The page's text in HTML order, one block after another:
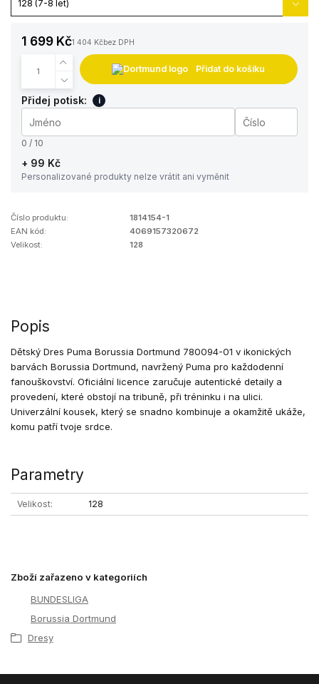
1 699 Kč1 404 Kčbez DPH
Přidat do košíku
Přidej potisk: i
0 / 10
+ 99 Kč
Personalizované produkty nelze vrátit ani vyměnit
Číslo produktu:
1814154-1
EAN kód:
4069157320672
Velikost:
128
Popis
Dětský Dres Puma Borussia Dortmund 780094-01 v ikonických
barvách Borussia Dortmund, navržený Puma pro každodenní
fanouškovství. Oficiální licence zaručuje autentické detaily a
provedení, které obstojí na tribuně, při tréninku i na ulici.
Univerzální kousek, který se snadno kombinuje a okamžitě ukáže,
komu patří tvoje srdce.
Parametry
Velikost 128
Zboží zařazeno v kategoriích
BUNDESLIGA
Borussia Dortmund
Dresy